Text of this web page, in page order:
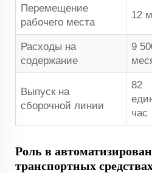
Перемещение
рабочего места
12
Расходы на
содержание
9
Выпуск на
сборочной линии
82
час
Роль в
транспортных